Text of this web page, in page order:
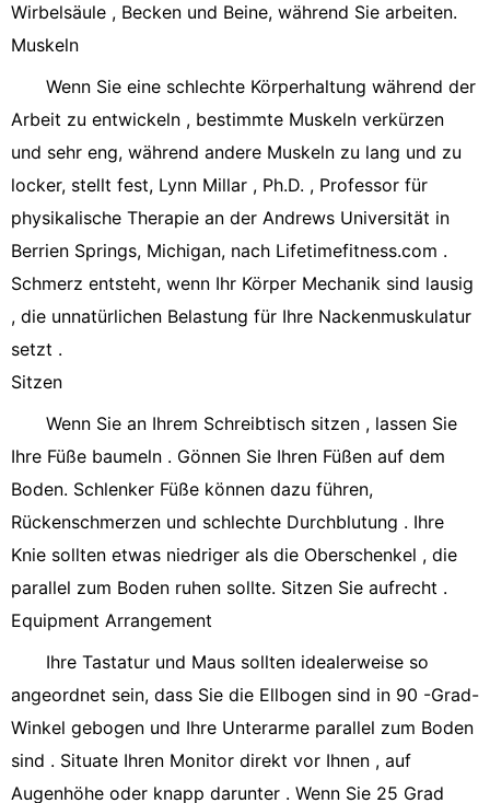
Wirbelsäule , Becken und Beine, während Sie arbeiten.
Muskeln
Wenn Sie eine schlechte Körperhaltung während der
Arbeit zu entwickeln , bestimmte Muskeln verkürzen
und sehr eng, während andere Muskeln zu lang und zu
locker, stellt fest, Lynn Millar , Ph.D. , Professor für
physikalische Therapie an der Andrews Universität in
Berrien Springs, Michigan, nach Lifetimefitness.com .
Schmerz entsteht, wenn Ihr Körper Mechanik sind lausig
, die unnatürlichen Belastung für Ihre Nackenmuskulatur
setzt .
Sitzen
Wenn Sie an Ihrem Schreibtisch sitzen , lassen Sie
Ihre Füße baumeln . Gönnen Sie Ihren Füßen auf dem
Boden. Schlenker Füße können dazu führen,
Rückenschmerzen und schlechte Durchblutung . Ihre
Knie sollten etwas niedriger als die Oberschenkel , die
parallel zum Boden ruhen sollte. Sitzen Sie aufrecht .
Equipment Arrangement
Ihre Tastatur und Maus sollten idealerweise so
angeordnet sein, dass Sie die Ellbogen sind in 90 -Grad-
Winkel gebogen und Ihre Unterarme parallel zum Boden
sind . Situate Ihren Monitor direkt vor Ihnen , auf
Augenhöhe oder knapp darunter . Wenn Sie 25 Grad